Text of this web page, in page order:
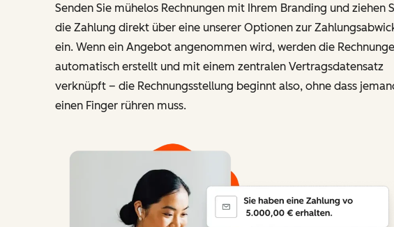
Senden Sie mühelos Rechnungen mit Ihrem Branding und ziehen
die Zahlung direkt über eine unserer Optionen zur
ein. Wenn ein Angebot angenommen wird, werden die
automatisch erstellt und mit einem zentralen Vertragsdatensatz
verknüpft – die Rechnungsstellung beginnt also, ohne dass
einen Finger rühren muss.